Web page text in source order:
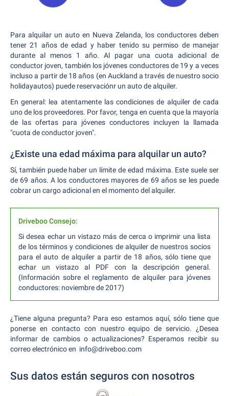
Para alquilar un auto en Nueva Zelanda, los conductores deben
tener 21 años de edad y haber tenido su permiso de manejar
durante al menos 1 año. Al pagar una cuota adicional de
conductor joven, también los jóvenes conductores de 19 y a veces
incluso a partir de 18 años (en Auckland a través de nuestro socio
holidayautos) puede reservaciónr un auto de alquiler.
En general: lea atentamente las condiciones de alquiler de cada
uno de los proveedores. Por favor, tenga en cuenta que la mayoría
de las ofertas para jóvenes conductores incluyen la llamada
"cuota de conductor joven".
¿Existe una edad máxima para alquilar un auto?
Sí, también puede haber un límite de edad máxima. Este suele ser
de 69 años. A los conductores mayores de 69 años se les puede
cobrar un cargo adicional en el momento del alquiler.
Driveboo Consejo:
Si desea echar un vistazo más de cerca o imprimir una lista
de los términos y condiciones de alquiler de nuestros socios
para el auto de alquiler a partir de 18 años, sólo tiene que
echar un vistazo al PDF con la descripción general.
(Información sobre el reglamento de alquiler para jóvenes
conductores: noviembre de 2017)
¿Tiene alguna pregunta? Para eso estamos aquí, sólo tiene que
ponerse en contacto con nuestro equipo de servicio. ¿Desea
informar de cambios o actualizaciones? Esperamos recibir su
correo electrónico en info@driveboo.com
Sus datos están seguros con nosotros